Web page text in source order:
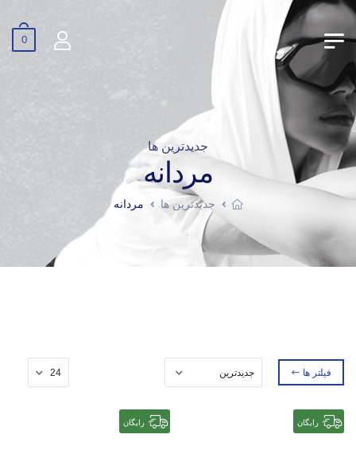
0
جدیدترین ها
مردانه
جدیدترین ها مردانه
فیلتر ها
رایگان رایگان